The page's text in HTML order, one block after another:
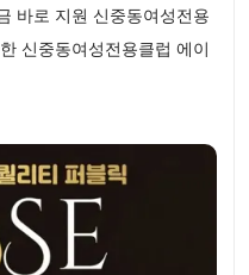
바로 지원 신중동여성전용
신중동여성전용클럽 에이